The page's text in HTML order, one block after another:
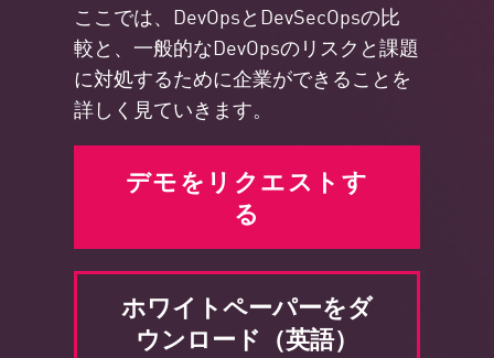
ここでは、DevOpsとDevSecOpsの比
較と、一般的なDevOpsのリスクと課題
に対処するために企業ができることを
詳しく見ていきます。
デモをリクエストす
る
ホワイトペーパーをダ
ウンロード（英語）